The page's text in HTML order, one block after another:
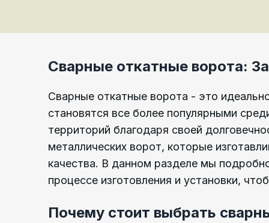
Сварные откатные ворота:
Сварные откатные ворота - это
становятся все более популярными
территорий благодаря своей
металлических ворот, которые
качества. В данном разделе мы
процессе изготовления и установки,
Почему стоит выбрать